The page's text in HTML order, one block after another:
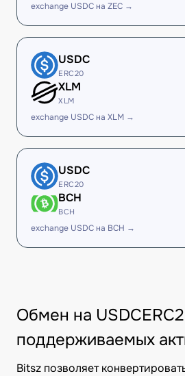
exchange USDC на ZEC →
USDC
ERC20
XLM
XLM
exchange USDC на XLM →
USDC
ERC20
BCH
BCH
exchange USDC на BCH →
Обмен на
поддерживаемых
Bitsz позволяет